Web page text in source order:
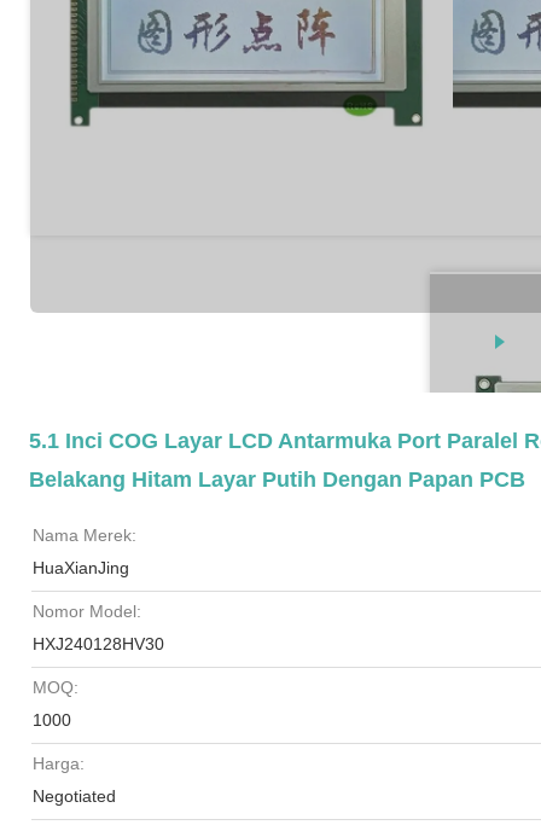
5.1 Inci COG Layar LCD Antarmuka Port Paralel
Belakang Hitam Layar Putih Dengan Papan PCB
Nama Merek:
HuaXianJing
Nomor Model:
HXJ240128HV30
MOQ:
1000
Harga:
Negotiated